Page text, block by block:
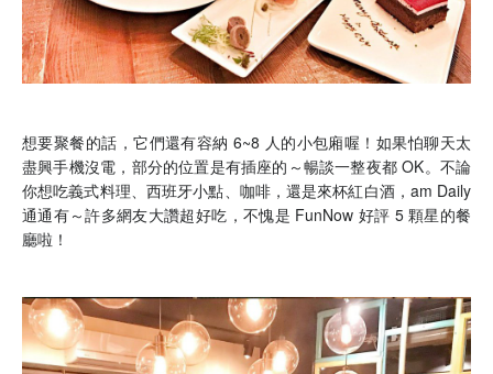
想要聚餐的話，它們還有容納 6~8 人的小包廂喔！如果怕聊天太
盡興手機沒電，部分的位置是有插座的～暢談一整夜都 OK。不論
你想吃義式料理、西班牙小點、咖啡，還是來杯紅白酒，am Daily
通通有～許多網友大讚超好吃，不愧是 FunNow 好評 5 顆星的餐
廳啦！